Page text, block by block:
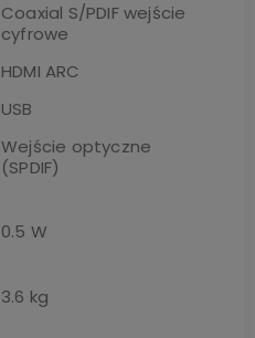
Coaxial S/PDIF wejście
cyfrowe
HDMI ARC
USB
Wejście optyczne
(SPDIF)
0.5 W
3.6 kg